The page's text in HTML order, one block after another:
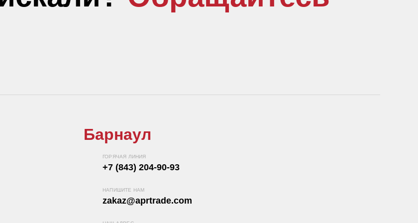
Барнаул
ГОРЯЧАЯ ЛИНИЯ
+7 (843) 204-90-93
НАПИШИТЕ НАМ
zakaz@aprtrade.com